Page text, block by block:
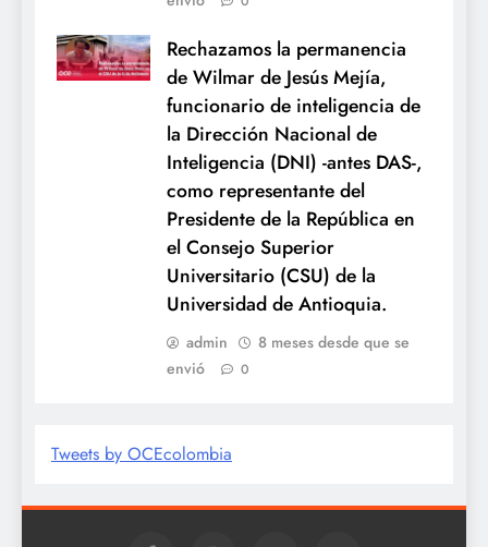
Rechazamos la permanencia
de Wilmar de Jesús Mejía,
funcionario de inteligencia de
la Dirección Nacional de
Inteligencia (DNI) -antes DAS-,
como representante del
Presidente de la República en
el Consejo Superior
Universitario (CSU) de la
Universidad de Antioquia.
admin
8 meses desde que se
envió
0
Tweets by OCEcolombia